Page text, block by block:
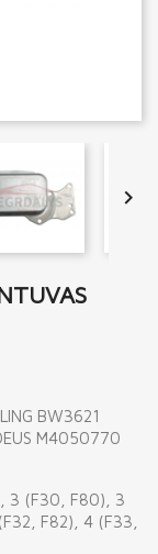

BW3621
M4050770
3 (F30, F80), 3
F82), 4 (F33,